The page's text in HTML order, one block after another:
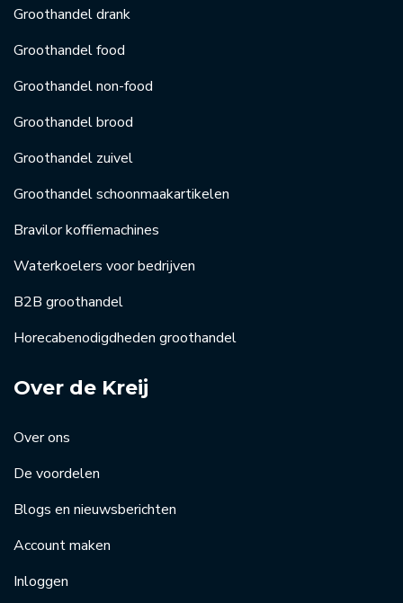
Groothandel drank
Groothandel food
Groothandel non-food
Groothandel brood
Groothandel zuivel
Groothandel schoonmaakartikelen
Bravilor koffiemachines
Waterkoelers voor bedrijven
B2B groothandel
Horecabenodigdheden groothandel
Over de Kreij
Over ons
De voordelen
Blogs en nieuwsberichten
Account maken
Inloggen